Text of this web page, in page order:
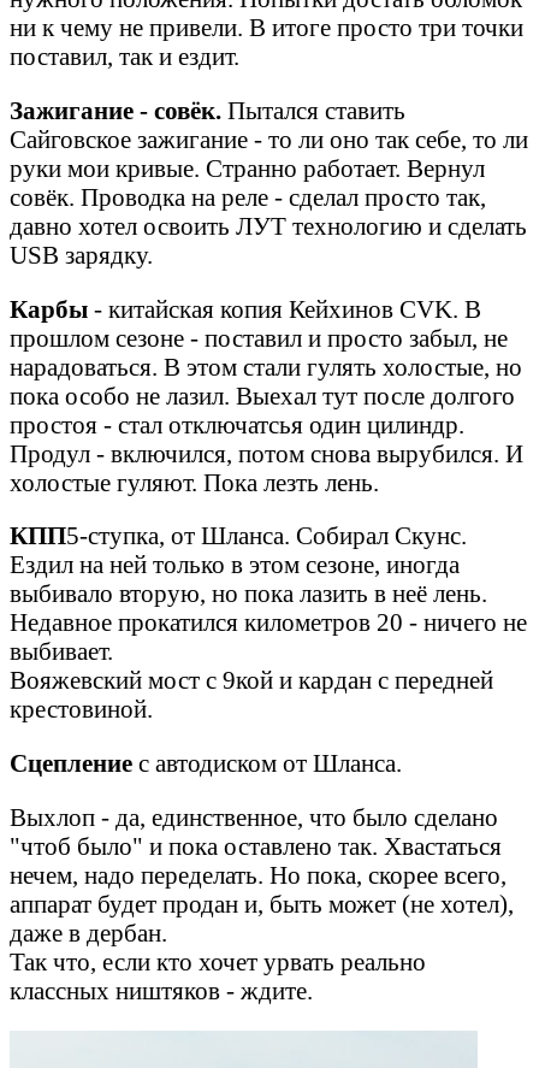
ни к чему не привели. В итоге просто три точки
поставил, так и ездит.
Зажигание - совёк. Пытался ставить
Сайговское зажигание - то ли оно так себе, то ли
руки мои кривые. Странно работает. Вернул
совёк. Проводка на реле - сделал просто так,
давно хотел освоить ЛУТ технологию и сделать
USB зарядку.
Карбы - китайская копия Кейхинов CVK. В
прошлом сезоне - поставил и просто забыл, не
нарадоваться. В этом стали гулять холостые, но
пока особо не лазил. Выехал тут после долгого
простоя - стал отключатсья один цилиндр.
Продул - включился, потом снова вырубился. И
холостые гуляют. Пока лезть лень.
КПП5-ступка, от Шланса. Собирал Скунс.
Ездил на ней только в этом сезоне, иногда
выбивало вторую, но пока лазить в неё лень.
Недавное прокатился километров 20 - ничего не
выбивает.
Вояжевский мост с 9кой и кардан с передней
крестовиной.
Сцепление с автодиском от Шланса.
Выхлоп - да, единственное, что было сделано
"чтоб было" и пока оставлено так. Хвастаться
нечем, надо переделать. Но пока, скорее всего,
аппарат будет продан и, быть может (не хотел),
даже в дербан.
Так что, если кто хочет урвать реально
классных ништяков - ждите.